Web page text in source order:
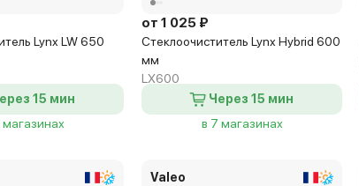
Lynx LW 650
15 мин
магазинах
от 1 025 ₽
Стеклоочиститель Lynx Hybrid 600
мм
LX600
Через 15 мин
в 7 магазинах
Valeo